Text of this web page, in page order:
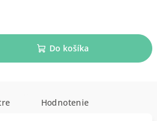
Do košíka
Hodnotenie